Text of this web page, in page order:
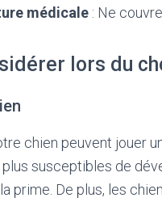
médicale : Ne
lors du
chien peuvent jouer
susceptibles de
prime. De plus, les